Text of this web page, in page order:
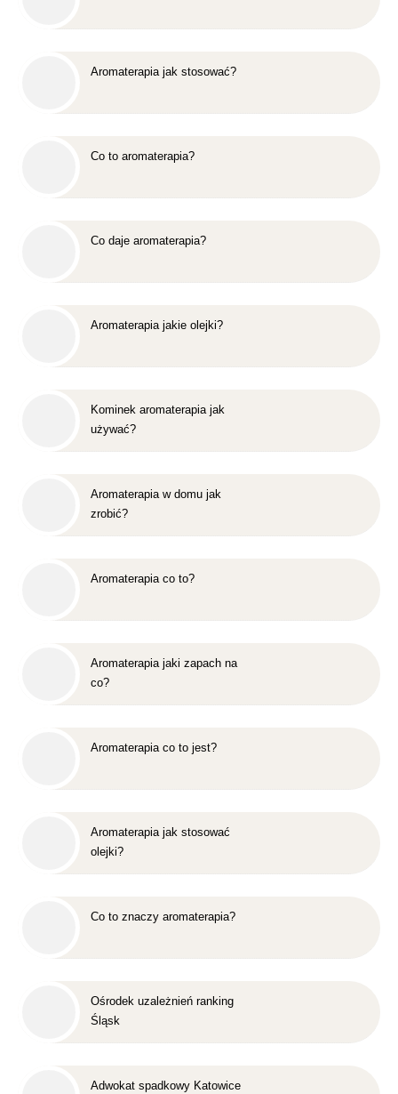
Aromaterapia jak stosować?
Co to aromaterapia?
Co daje aromaterapia?
Aromaterapia jakie olejki?
Kominek aromaterapia jak
używać?
Aromaterapia w domu jak
zrobić?
Aromaterapia co to?
Aromaterapia jaki zapach na
co?
Aromaterapia co to jest?
Aromaterapia jak stosować
olejki?
Co to znaczy aromaterapia?
Ośrodek uzależnień ranking
Śląsk
Adwokat spadkowy Katowice